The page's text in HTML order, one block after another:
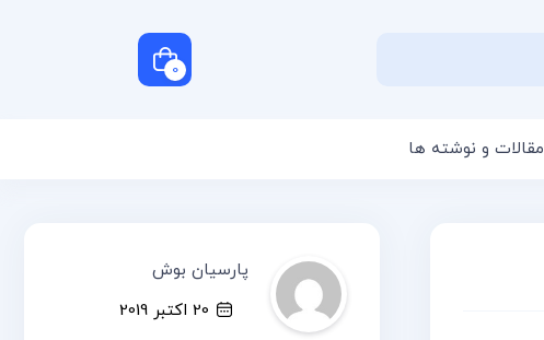
0
مقالات و نوشته ها
پارسیان بوش
20 اکتبر 2019